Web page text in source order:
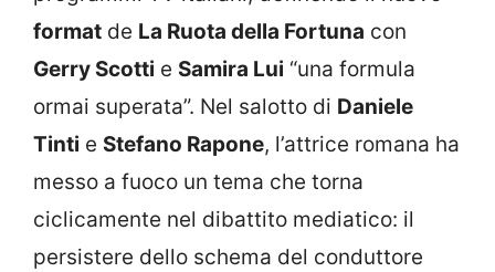
format de La Ruota della Fortuna con
Gerry Scotti e Samira Lui “una formula
ormai superata”. Nel salotto di Daniele
Tinti e Stefano Rapone, l’attrice romana ha
messo a fuoco un tema che torna
ciclicamente nel dibattito mediatico: il
persistere dello schema del conduttore